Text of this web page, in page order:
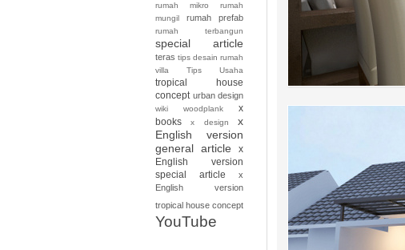
rumah mikro
rumah
mungil
rumah prefab
rumah terbangun
special article
teras tips desain rumah
villa
Tips Usaha
tropical house
concept urban design
wiki woodplank
x
books
x design
x
English version
general article
x
English version
special article
x
English version
tropical house concept
YouTube